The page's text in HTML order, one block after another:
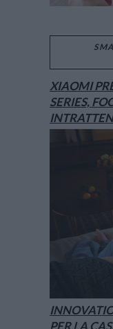
XIAOMI
SERIES,
PER LA